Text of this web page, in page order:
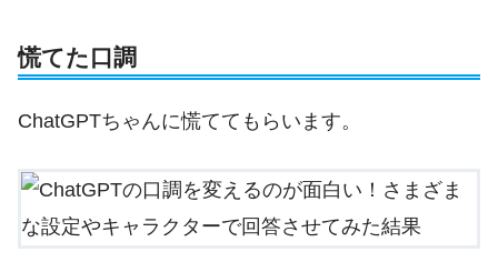
慌てた口調
ChatGPTちゃんに慌ててもらいます。